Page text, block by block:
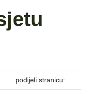
podijeli stranicu: